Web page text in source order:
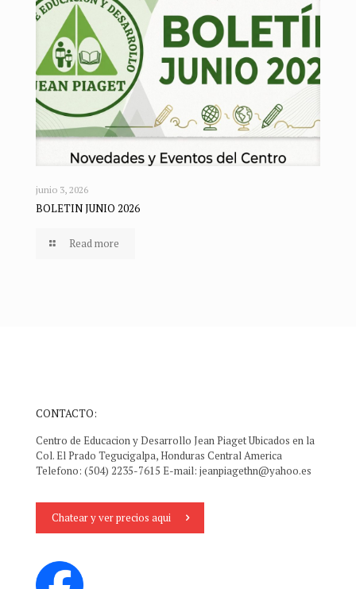
junio 3, 2026
BOLETIN JUNIO 2026
Read more
CONTACTO:
Centro de Educacion y Desarrollo Jean Piaget Ubicados en la
Col. El Prado Tegucigalpa, Honduras Central America
Telefono: (504) 2235-7615 E-mail: jeanpiagethn@yahoo.es
Chatear y ver precios aqui